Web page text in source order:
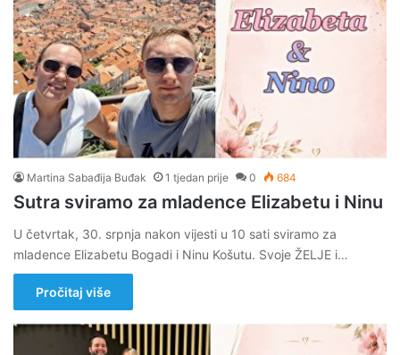
Martina Sabađija Buđak 1 tjedan prije 0 684
Sutra sviramo za mladence Elizabetu i Ninu
U četvrtak, 30. srpnja nakon vijesti u 10 sati sviramo za
mladence Elizabetu Bogadi i Ninu Košutu. Svoje ŽELJE i…
Pročitaj više